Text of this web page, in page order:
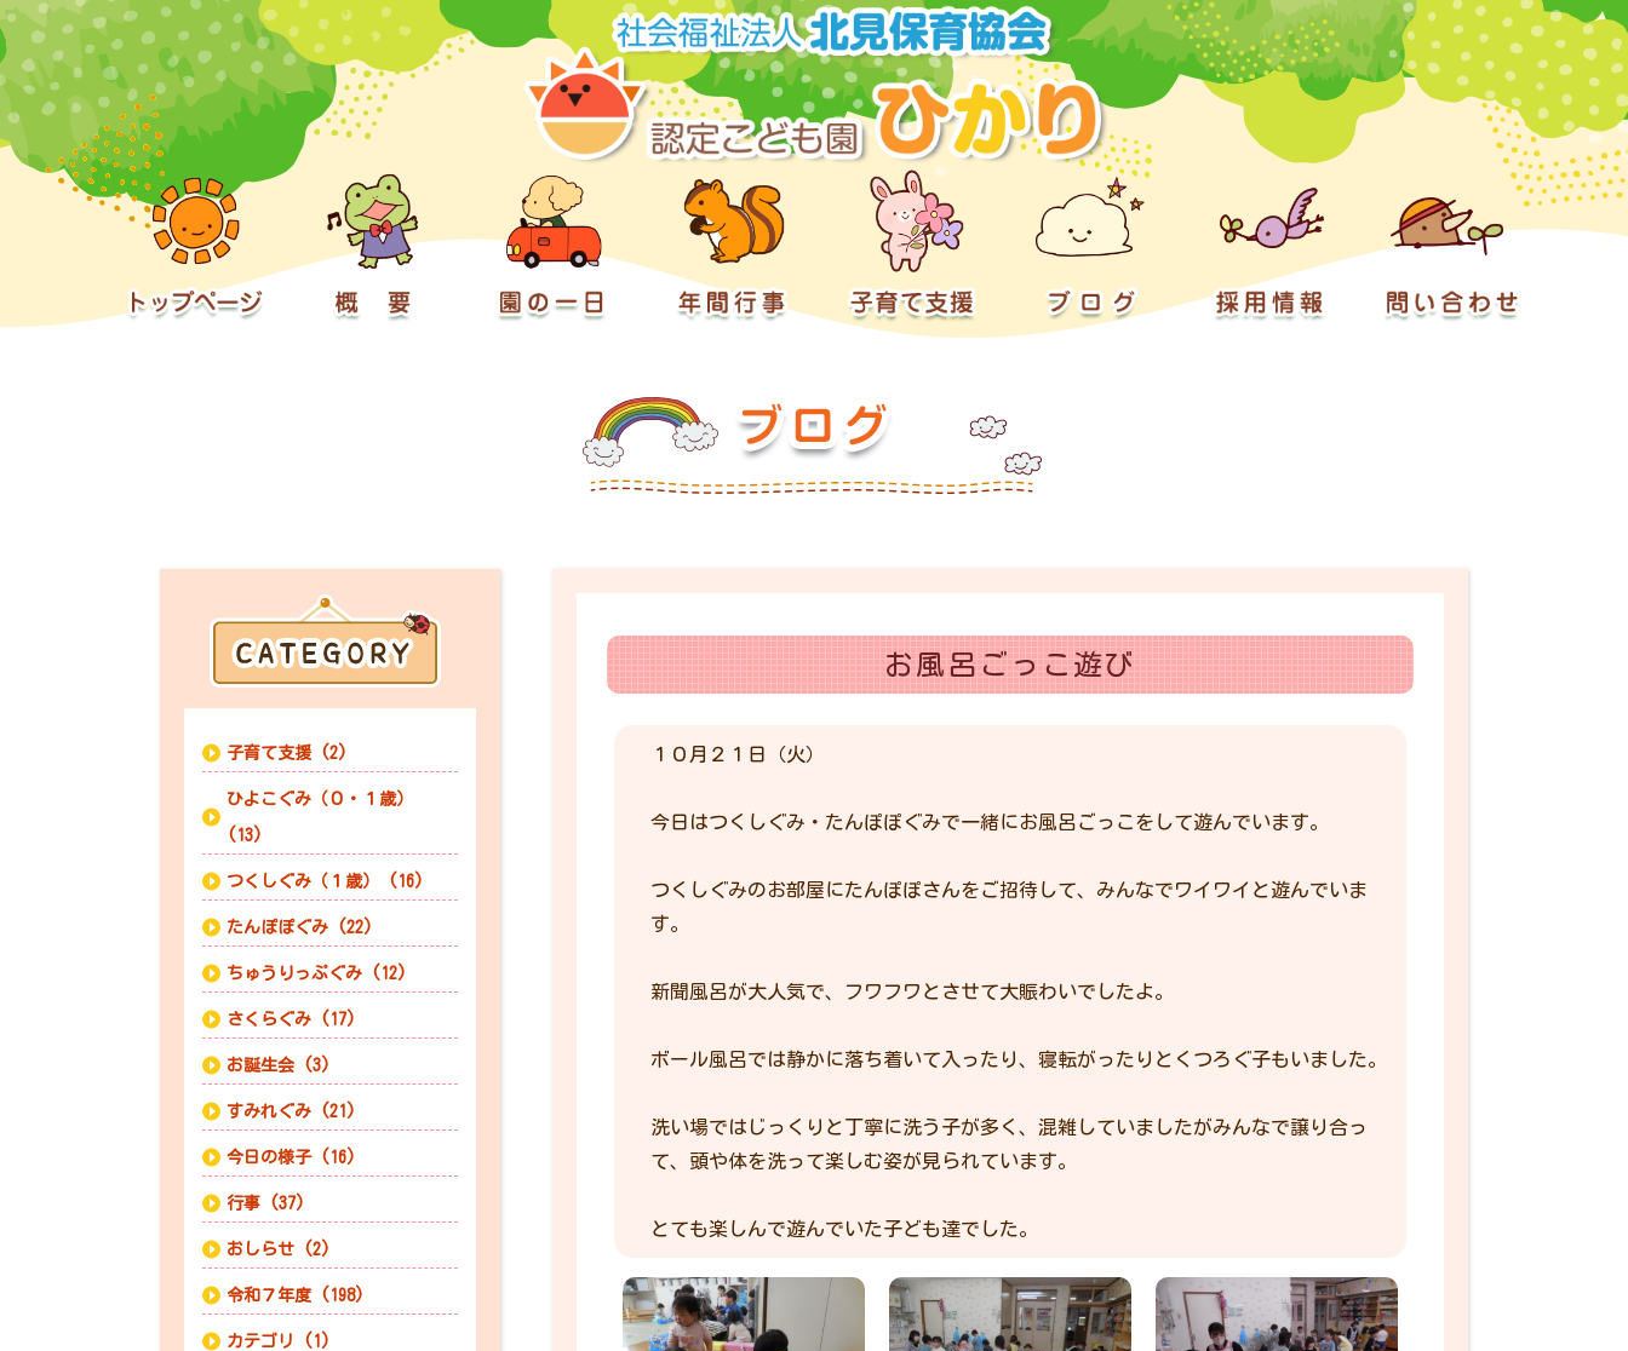
子育て支援 (2)
ひよこぐみ（０・１歳）
(13)
つくしぐみ（１歳） (16)
たんぽぽぐみ (22)
ちゅうりっぷぐみ (12)
さくらぐみ (17)
お誕生会 (3)
すみれぐみ (21)
今日の様子 (16)
行事 (37)
おしらせ (2)
令和７年度 (198)
カテゴリ (1)
お風呂ごっこ遊び
１０月２１日（火）
今日はつくしぐみ・たんぽぽぐみで一緒にお風呂ごっこをして遊んでいます。
つくしぐみのお部屋にたんぽぽさんをご招待して、みんなでワイワイと遊んでいま
す。
新聞風呂が大人気で、フワフワとさせて大賑わいでしたよ。
ボール風呂では静かに落ち着いて入ったり、寝転がったりとくつろぐ子もいました。
洗い場ではじっくりと丁寧に洗う子が多く、混雑していましたがみんなで譲り合っ
て、頭や体を洗って楽しむ姿が見られています。
とても楽しんで遊んでいた子ども達でした。